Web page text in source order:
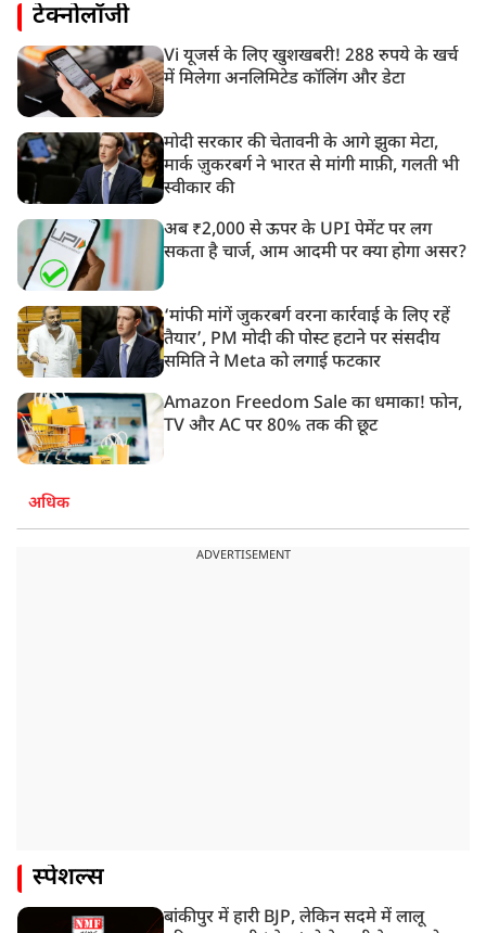
टेक्नोलॉजी
Vi यूजर्स के लिए खुशखबरी! 288 रुपये के खर्च
में मिलेगा अनलिमिटेड कॉलिंग और डेटा
मोदी सरकार की चेतावनी के आगे झुका मेटा,
मार्क ज़ुकरबर्ग ने भारत से मांगी माफ़ी, गलती भी
स्वीकार की
अब ₹2,000 से ऊपर के UPI पेमेंट पर लग
सकता है चार्ज, आम आदमी पर क्या होगा असर?
‘मांफी मांगें जुकरबर्ग वरना कार्रवाई के लिए रहें
तैयार’, PM मोदी की पोस्ट हटाने पर संसदीय
समिति ने Meta को लगाई फटकार
Amazon Freedom Sale का धमाका! फोन,
TV और AC पर 80% तक की छूट
अधिक
ADVERTISEMENT
स्पेशल्स
बांकीपुर में हारी BJP, लेकिन सदमे में लालू